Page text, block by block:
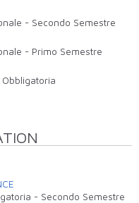
- Secondo Semestre
- Primo Semestre
Obbligatoria
- Secondo Semestre